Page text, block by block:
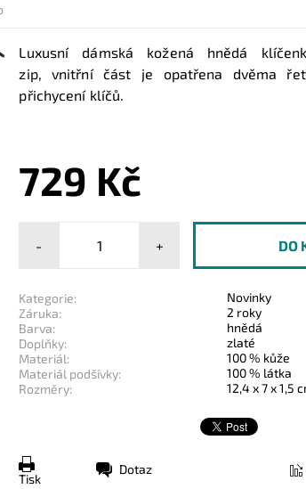
Luxusní dámská kožená hnědá
zip, vnitřní část je opatřena dvěma
přichycení klíčů.
729 Kč
- +
Kategorie:
Novinky
Záruka:
2 roky
Barva:
hnědá
Doplňky:
zlaté
Materiál:
100 % kůže
Materiál podšívky:
100 % látka
Rozměry:
12,4 x 7 x 1,5
Tisk
Dotaz